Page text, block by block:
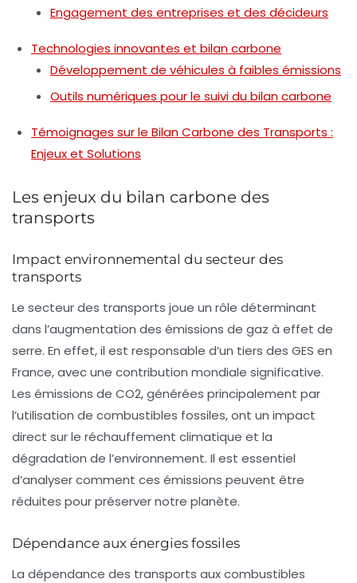
Engagement des entreprises et des décideurs
Technologies innovantes et bilan carbone
Développement de véhicules à faibles émissions
Outils numériques pour le suivi du bilan carbone
Témoignages sur le Bilan Carbone des Transports :
Enjeux et Solutions
Les enjeux du bilan carbone des
transports
Impact environnemental du secteur des
transports
Le secteur des transports joue un rôle déterminant
dans l’augmentation des émissions de gaz à effet de
serre. En effet, il est responsable d’un tiers des GES en
France, avec une contribution mondiale significative.
Les émissions de CO2, générées principalement par
l’utilisation de combustibles fossiles, ont un impact
direct sur le réchauffement climatique et la
dégradation de l’environnement. Il est essentiel
d’analyser comment ces émissions peuvent être
réduites pour préserver notre planète.
Dépendance aux énergies fossiles
La dépendance des transports aux combustibles